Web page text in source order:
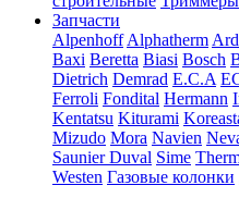
Запчасти
Alpenhoff Alphatherm
Baxi Beretta Biasi Bosch
Dietrich Demrad E.C.A
Ferroli Fondital Hermann
Kentatsu Kiturami
Mizudo Mora Navien
Saunier Duval Sime
Westen Газовые колонки